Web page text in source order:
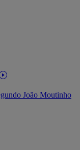
João Moutinho